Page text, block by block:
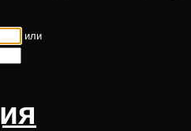
или